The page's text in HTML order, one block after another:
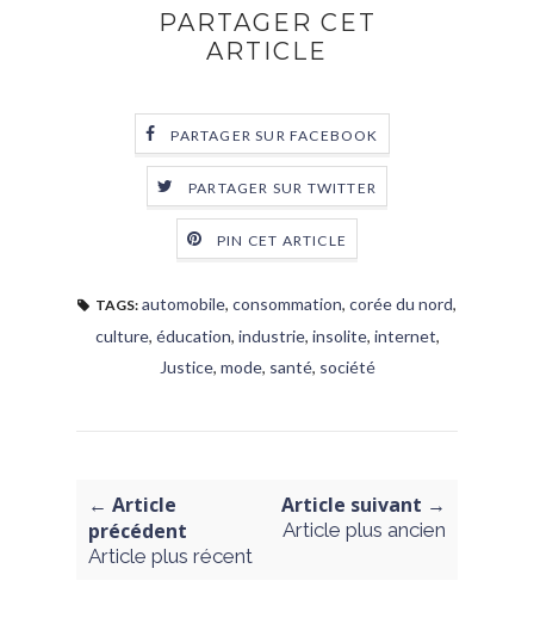
PARTAGER CET
ARTICLE
PARTAGER SUR FACEBOOK
PARTAGER SUR TWITTER
PIN CET ARTICLE
TAGS: automobile, consommation, corée du nord,
culture, éducation, industrie, insolite, internet,
Justice, mode, santé, société
← Article
précédent
Article plus récent
Article suivant →
Article plus ancien